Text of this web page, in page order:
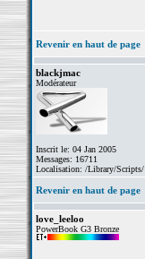
Revenir en haut de page
blackjmac
Modérateur
Inscrit le: 04 Jan 2005
Messages: 16711
Localisation: /Library/Scripts/
Revenir en haut de page
love_leeloo
PowerBook G3 Bronze